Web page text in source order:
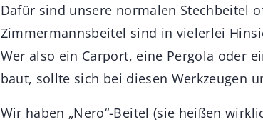
Dafür sind unsere normalen Stechbeitel
Zimmermannsbeitel sind in vielerlei
Wer also ein Carport, eine Pergola oder
baut, sollte sich bei diesen Werkzeugen
Wir haben „Nero“-Beitel (sie heißen